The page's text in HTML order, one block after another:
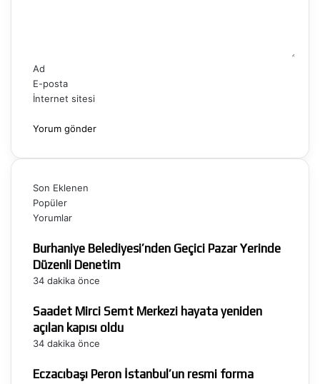
Ad
E-posta
İnternet sitesi
Son Eklenen
Popüler
Yorumlar
Burhaniye Belediyesi’nden Geçici Pazar Yerinde
Düzenli Denetim
34 dakika önce
Saadet Mirci Semt Merkezi hayata yeniden
açılan kapısı oldu
34 dakika önce
Eczacıbaşı Peron İstanbul’un resmi forma